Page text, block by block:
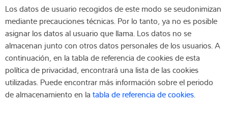
Los datos de usuario recogidos de este modo se seudonimizan
mediante precauciones técnicas. Por lo tanto, ya no es posible
asignar los datos al usuario que llama. Los datos no se
almacenan junto con otros datos personales de los usuarios. A
continuación, en la tabla de referencia de cookies de esta
política de privacidad, encontrará una lista de las cookies
utilizadas. Puede encontrar más información sobre el periodo
de almacenamiento en la tabla de referencia de cookies.